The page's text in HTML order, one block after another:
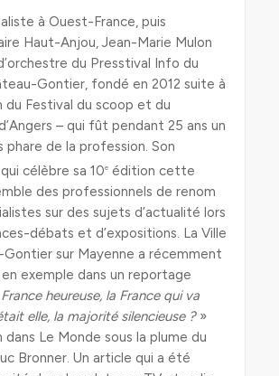
à Ouest-France, puis
Haut-Anjou, Jean-Marie Mulon
du Presstival Info du
Gontier, fondé en 2012 suite à
du Festival du scoop et du
– qui fût pendant 25 ans un
phare de la profession. Son
célèbre sa 10e édition cette
des professionnels de renom
sur des sujets d’actualité lors
débats et d’expositions. La Ville
sur Mayenne a récemment
exemple dans un reportage
heureuse, la France qui va
elle, la majorité silencieuse ? »
dans Le Monde sous la plume du
Bronner. Un article qui a été